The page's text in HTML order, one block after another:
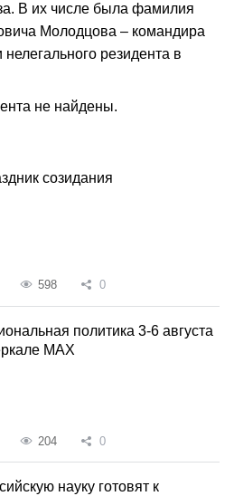
В их числе была фамилия
Молодцова – командира
нелегального резидента в
не найдены.
созидания
598 0
политика 3-6 августа
MAX
204 0
науку готовят к